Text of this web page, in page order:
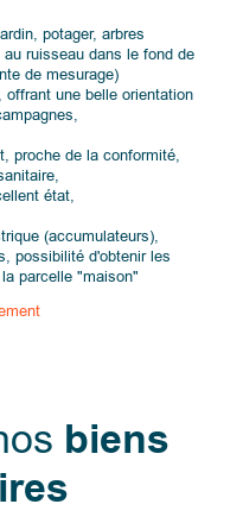
potager, arbres
ruisseau dans le fond de
de mesurage)
une belle orientation
proche de la conformité,
état,
(accumulateurs),
possibilité d'obtenir les
parcelle "maison"
biens